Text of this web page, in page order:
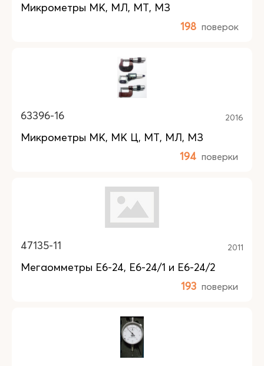
Микрометры МК, МЛ, МТ, МЗ
198 поверок
63396-16 2016
Микрометры МК, МК Ц, МТ, МЛ, МЗ
194 поверки
47135-11 2011
Мегаомметры Е6-24, Е6-24/1 и Е6-24/2
193 поверки